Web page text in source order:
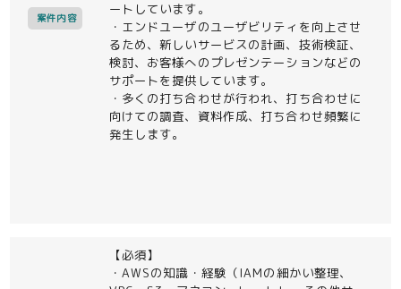
案件内容
ートしています。
・エンドユーザのユーザビリティを向上させ
るため、新しいサービスの計画、技術検証、
検討、お客様へのプレゼンテーションなどの
サポートを提供しています。
・多くの打ち合わせが行われ、打ち合わせに
向けての調査、資料作成、打ち合わせ頻繁に
発生します。
【必須】
・AWSの知識・経験（IAMの細かい整理、